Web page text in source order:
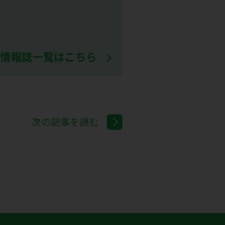
情報誌一覧はこちら
次の記事を読む